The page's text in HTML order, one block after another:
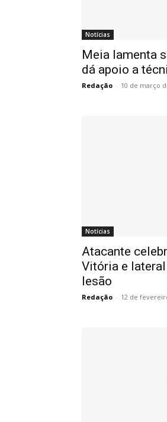
Notícias
Meia lamenta
dá apoio a
Redação - 10 de março
Notícias
Atacante
Vitória e
lesão
Redação - 12 de